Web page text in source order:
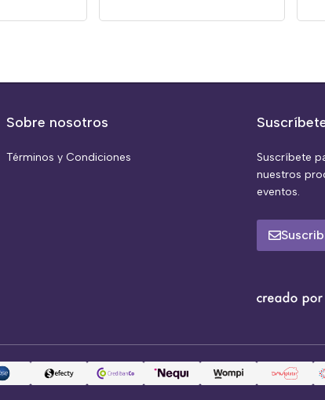
Sobre nosotros
Términos y Condiciones
Suscríbete
nuestros
eventos.